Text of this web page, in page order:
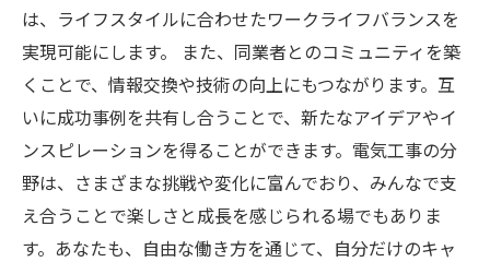
は、ライフスタイルに合わせたワークライフバランスを
実現可能にします。 また、同業者とのコミュニティを築
くことで、情報交換や技術の向上にもつながります。互
いに成功事例を共有し合うことで、新たなアイデアやイ
ンスピレーションを得ることができます。電気工事の分
野は、さまざまな挑戦や変化に富んでおり、みんなで支
え合うことで楽しさと成長を感じられる場でもありま
す。あなたも、自由な働き方を通じて、自分だけのキャ